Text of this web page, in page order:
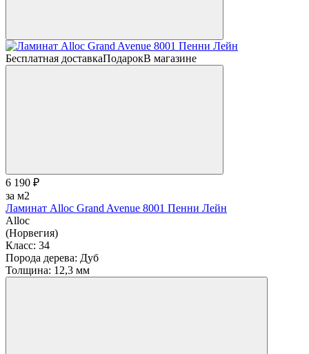
Бесплатная доставкаПодарокВ магазине
6 190 ₽
за м2
Ламинат Alloc Grand Avenue 8001 Пенни Лейн
Alloc
(Норвегия)
Класс: 34
Порода дерева: Дуб
Толщина: 12,3 мм